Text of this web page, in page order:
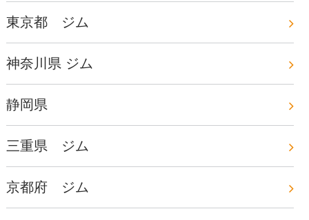
東京都 ジム
神奈川県 ジム
静岡県
三重県 ジム
京都府 ジム